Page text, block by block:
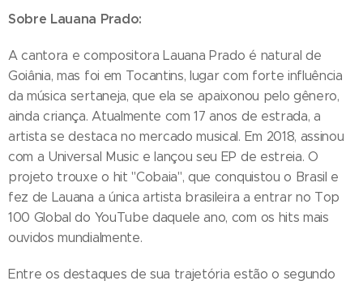
Sobre Lauana Prado:
A cantora e compositora Lauana Prado é natural de
Goiânia, mas foi em Tocantins, lugar com forte influência
da música sertaneja, que ela se apaixonou pelo gênero,
ainda criança. Atualmente com 17 anos de estrada, a
artista se destaca no mercado musical. Em 2018, assinou
com a Universal Music e lançou seu EP de estreia. O
projeto trouxe o hit "Cobaia", que conquistou o Brasil e
fez de Lauana a única artista brasileira a entrar no Top
100 Global do YouTube daquele ano, com os hits mais
ouvidos mundialmente.
Entre os destaques de sua trajetória estão o segundo